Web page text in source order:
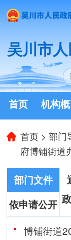
吴川市
首页 机构
首页 >部门
府博铺街道
部门文件
依申请公开
博铺街道